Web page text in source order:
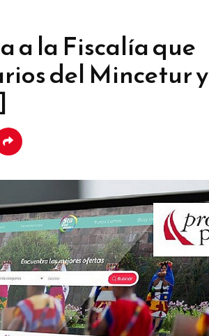
a la Fiscalía que
del Mincetur y